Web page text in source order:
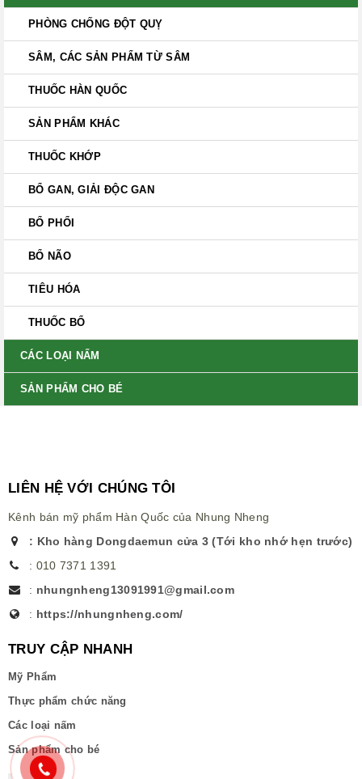
PHÒNG CHỐNG ĐỘT QUỴ
SÂM, CÁC SẢN PHẨM TỪ SÂM
THUỐC HÀN QUỐC
SẢN PHẨM KHÁC
THUỐC KHỚP
BỔ GAN, GIẢI ĐỘC GAN
BỔ PHỔI
BỔ NÃO
TIÊU HÓA
THUỐC BỔ
CÁC LOẠI NẤM
SẢN PHẨM CHO BÉ
LIÊN HỆ VỚI CHÚNG TÔI
Kênh bán mỹ phẩm Hàn Quốc của Nhung Nheng
: Kho hàng Dongdaemun cửa 3 (Tới kho nhớ hẹn trước)
: 010 7371 1391
: nhungnheng13091991@gmail.com
: https://nhungnheng.com/
TRUY CẬP NHANH
Mỹ Phẩm
Thực phẩm chức năng
Các loại nấm
Sản phẩm cho bé